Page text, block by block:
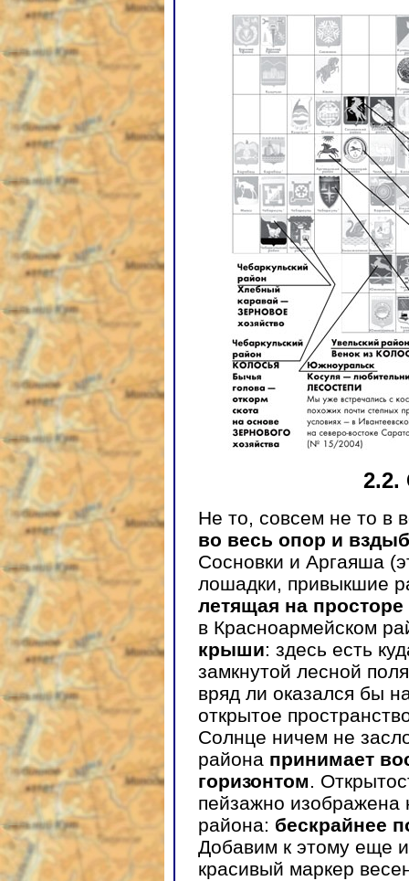
2.2.
Не то, совсем не то в
во весь опор и
Сосновки и Аргаяша
лошадки, привыкшие
летящая на просторе
в Красноармейском
крыши: здесь есть
замкнутой лесной
вряд ли оказался бы
открытое
Солнце ничем не
района принимает
горизонтом.
пейзажно изображена
района: бескрайнее
Добавим к этому еще
красивый маркер